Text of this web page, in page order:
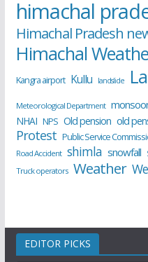
himachal
Himachal Pradesh
Himachal
Kangra airport Kullu landslide
Meteorological Department
NHAI NPS Old pension old
Protest Public Service
Road Accident shimla snowfall
Truck operators Weather
EDITOR PICKS